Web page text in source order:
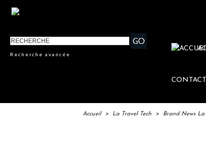
Recherche avancée
Accueil > La Travel Tech > Brand News La